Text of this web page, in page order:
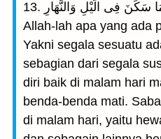
13. وَلَهُۥ مَا سَكَنَ فِى الَّيْلِ وَالنَّهَارِ ۚ (Dan kepunyaan
Allah-lah apa yang ada
Yakni segala sesuatu
sebagian dari segala
diri baik di malam hari
benda-benda mati.
di malam hari, yaitu